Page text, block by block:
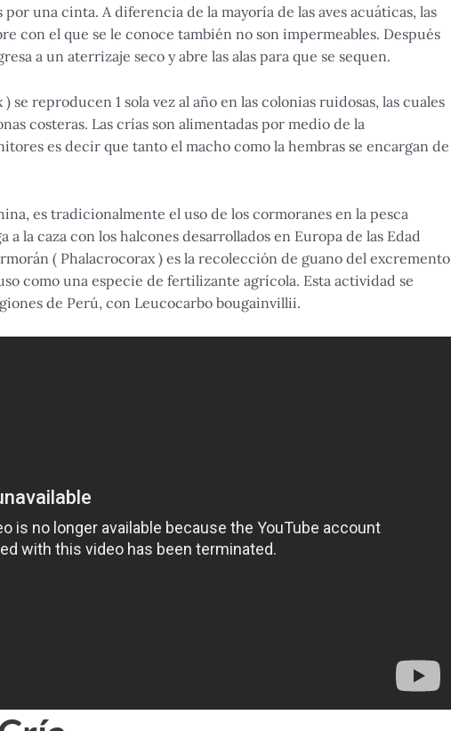
una cinta. A diferencia de la mayoría de las aves acuáticas, las
con el que se le conoce también no son impermeables. Después
a un aterrizaje seco y abre las alas para que se sequen.
se reproducen 1 sola vez al año en las colonias ruidosas, las cuales
costeras. Las crías son alimentadas por medio de la
es decir que tanto el macho como la hembras se encargan de
es tradicionalmente el uso de los cormoranes en la pesca
a la caza con los halcones desarrollados en Europa de las Edad
( Phalacrocorax ) es la recolección de guano del excremento
como una especie de fertilizante agrícola. Esta actividad se
de Perú, con Leucocarbo bougainvillii.